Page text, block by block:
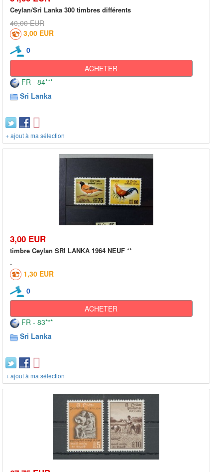
Ceylan/Sri Lanka 300 timbres différents
40,00 EUR
3,00 EUR
0
ACHETER
FR - 84***
Sri Lanka
+ ajout à ma sélection
3,00 EUR
timbre Ceylan SRI LANKA 1964 NEUF **
1,30 EUR
0
ACHETER
FR - 83***
Sri Lanka
+ ajout à ma sélection